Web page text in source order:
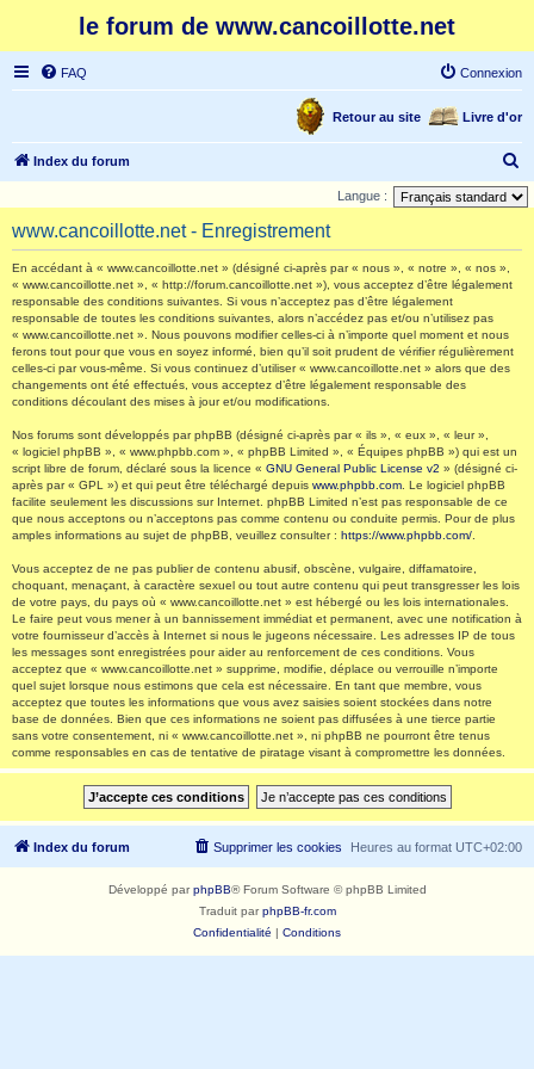
le forum de www.cancoillotte.net
FAQ Connexion
Livre d'or
Retour au site
Index du forum
e
Langue :
www.cancoillotte.net - Enregistrement
En accédant à « www.cancoillotte.net » (désigné ci-après par « nous », « notre », « nos »,
« www.cancoillotte.net », « http://forum.cancoillotte.net »), vous acceptez d’être légalement
responsable des conditions suivantes. Si vous n’acceptez pas d’être légalement
responsable de toutes les conditions suivantes, alors n’accédez pas et/ou n’utilisez pas
« www.cancoillotte.net ». Nous pouvons modifier celles-ci à n’importe quel moment et nous
ferons tout pour que vous en soyez informé, bien qu’il soit prudent de vérifier régulièrement
celles-ci par vous-même. Si vous continuez d’utiliser « www.cancoillotte.net » alors que des
changements ont été effectués, vous acceptez d’être légalement responsable des
conditions découlant des mises à jour et/ou modifications.
Nos forums sont développés par phpBB (désigné ci-après par « ils », « eux », « leur »,
« logiciel phpBB », « www.phpbb.com », « phpBB Limited », « Équipes phpBB ») qui est un
script libre de forum, déclaré sous la licence « GNU General Public License v2 » (désigné ci-
après par « GPL ») et qui peut être téléchargé depuis www.phpbb.com . Le logiciel phpBB
facilite seulement les discussions sur Internet. phpBB Limited n’est pas responsable de ce
que nous acceptons ou n’acceptons pas comme contenu ou conduite permis. Pour de plus
amples informations au sujet de phpBB, veuillez consulter : https://www.phpbb.com/
Vous acceptez de ne pas publier de contenu abusif, obscène, vulgaire, diffamatoire,
choquant, menaçant, à caractère sexuel ou tout autre contenu qui peut transgresser les lois
de votre pays, du pays où « www.cancoillotte.net » est hébergé ou les lois internationales.
Le faire peut vous mener à un bannissement immédiat et permanent, avec une notification à
votre fournisseur d’accès à Internet si nous le jugeons nécessaire. Les adresses IP de tous
les messages sont enregistrées pour aider au renforcement de ces conditions. Vous
acceptez que « www.cancoillotte.net » supprime, modifie, déplace ou verrouille n’importe
quel sujet lorsque nous estimons que cela est nécessaire. En tant que membre, vous
acceptez que toutes les informations que vous avez saisies soient stockées dans notre
base de données. Bien que ces informations ne soient pas diffusées à une tierce partie
sans votre consentement, ni « www.cancoillotte.net », ni phpBB ne pourront être tenus
comme responsables en cas de tentative de piratage visant à compromettre les données.
Index du forum Heures au format UTC+02:00
Supprimer les cookies
Développé parphpBB® Forum Software © phpBB Limited
Traduit parphpBB-fr.com
Confidentialité | Conditions